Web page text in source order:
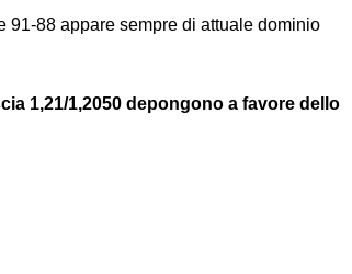
91-88 appare sempre di attuale dominio
1,21/1,2050 depongono a favore dello